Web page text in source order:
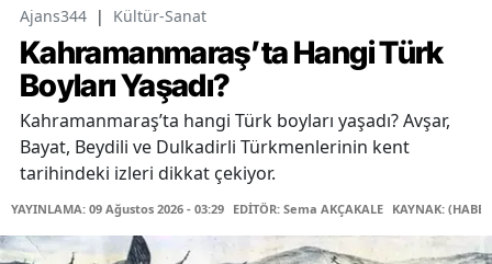
Ajans344 | Kültür-Sanat
Kahramanmaraş’ta Hangi Türk
Boyları Yaşadı?
Kahramanmaraş’ta hangi Türk boyları yaşadı? Avşar,
Bayat, Beydili ve Dulkadirli Türkmenlerinin kent
tarihindeki izleri dikkat çekiyor.
YAYINLAMA: 09 Ağustos 2026 - 03:29 EDİTÖR: Sema AKÇAKALE KAYNAK: